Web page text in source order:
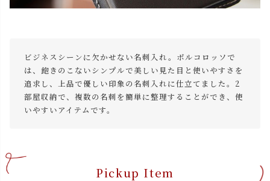
ビジネスシーンに欠かせない名刺入れ。ポルコロッソで
は、飽きのこないシンプルで美しい見た目と使いやすさを
追求し、上品で優しい印象の名刺入れに仕立てました。2
部屋収納で、複数の名刺を簡単に整理することができ、使
いやすいアイテムです。
Pickup Item